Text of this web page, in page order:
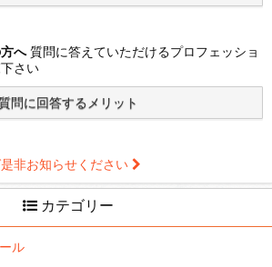
へ質問に答えていただけるプロフェッショ
さい
非お知らせください
カテゴリー
ル